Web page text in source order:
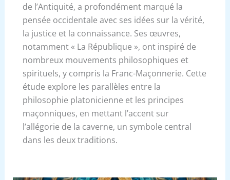
de l’Antiquité, a profondément marqué la
pensée occidentale avec ses idées sur la vérité,
la justice et la connaissance. Ses œuvres,
notamment « La République », ont inspiré de
nombreux mouvements philosophiques et
spirituels, y compris la Franc-Maçonnerie. Cette
étude explore les parallèles entre la
philosophie platonicienne et les principes
maçonniques, en mettant l’accent sur
l’allégorie de la caverne, un symbole central
dans les deux traditions.